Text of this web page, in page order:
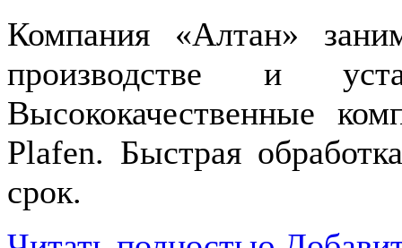
Компания «Алтан»
производстве и
Высококачественные
Plafen. Быстрая
срок.